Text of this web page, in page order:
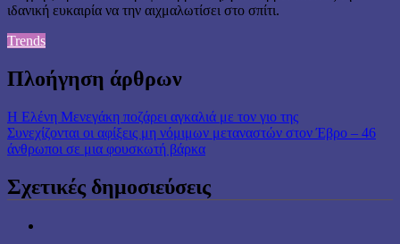
ιδανική ευκαιρία να την αιχμαλωτίσει στο σπίτι.
Trends
Πλοήγηση άρθρων
Η Ελένη Μενεγάκη ποζάρει αγκαλιά με τον γιο της
Συνεχίζονται οι αφίξεις μη νόμιμων μεταναστών στον Έβρο – 46
άνθρωποι σε μια φουσκωτή βάρκα
Σχετικές δημοσιεύσεις